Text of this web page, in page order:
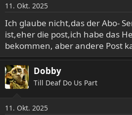
n
e
n
:
11. Okt. 2025
Ich glaube nicht,das der Abo-
ist,eher die post,ich habe das
bekommen, aber andere Post
Dobby
Till Deaf Do Us Part
11. Okt. 2025